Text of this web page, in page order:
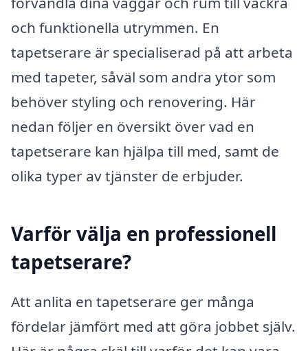
och funktionella utrymmen. En
tapetserare är specialiserad på att arbeta
med tapeter, såväl som andra ytor som
behöver styling och renovering. Här
nedan följer en översikt över vad en
tapetserare kan hjälpa till med, samt de
olika typer av tjänster de erbjuder.
Varför välja en professionell
tapetserare?
Att anlita en tapetserare ger många
fördelar jämfört med att göra jobbet själv.